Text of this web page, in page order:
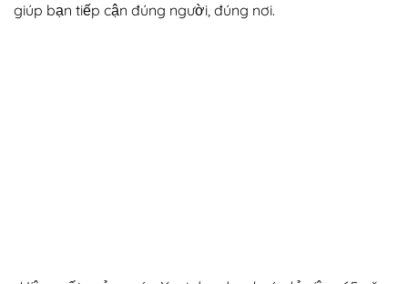
giúp bạn tiếp cận đúng người, đúng nơi.